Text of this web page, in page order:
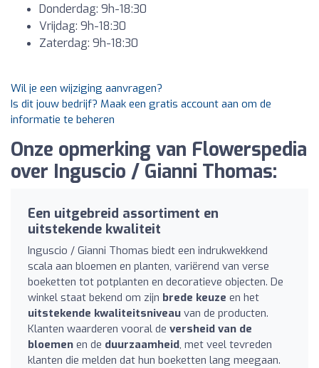
Donderdag: 9h-18:30
Vrijdag: 9h-18:30
Zaterdag: 9h-18:30
Wil je een wijziging aanvragen?
Is dit jouw bedrijf? Maak een gratis account aan om de
informatie te beheren
Onze opmerking van Flowerspedia
over Inguscio / Gianni Thomas:
Een uitgebreid assortiment en
uitstekende kwaliteit
Inguscio / Gianni Thomas biedt een indrukwekkend
scala aan bloemen en planten, variërend van verse
boeketten tot potplanten en decoratieve objecten. De
winkel staat bekend om zijn brede keuze en het
uitstekende kwaliteitsniveau van de producten.
Klanten waarderen vooral de versheid van de
bloemen en de duurzaamheid, met veel tevreden
klanten die melden dat hun boeketten lang meegaan.